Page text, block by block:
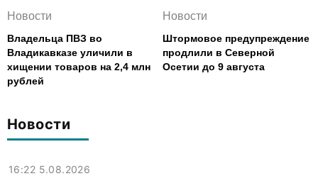
Новости
16:22 5.08.2026
Новости
Владельца ПВЗ во
Владикавказе уличили в
хищении товаров на 2,4 млн
рублей
Новости
Штормовое предупреждение
продлили в Северной
Осетии до 9 августа